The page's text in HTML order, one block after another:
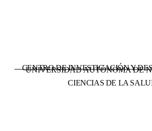
UNIVERSIDAD AUTÓNOMA DE
CENTRO DE INVESTIGACIÓN Y
CIENCIAS DE LA